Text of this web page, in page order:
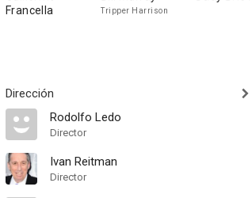
Francella
Tripper Harrison
Dirección
Rodolfo Ledo
Director
Ivan Reitman
Director